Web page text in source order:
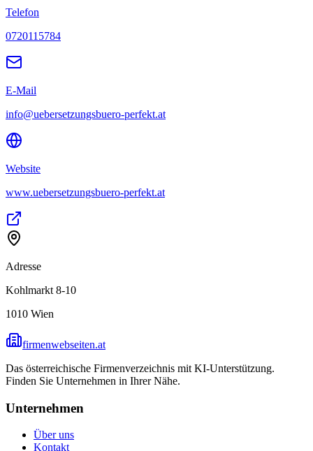
Telefon
0720115784
E-Mail
info@uebersetzungsbuero-perfekt.at
Website
www.uebersetzungsbuero-perfekt.at
Adresse
Kohlmarkt 8-10
1010 Wien
firmenwebseiten.at
Das österreichische Firmenverzeichnis mit KI-Unterstützung.
Finden Sie Unternehmen in Ihrer Nähe.
Unternehmen
Über uns
Kontakt